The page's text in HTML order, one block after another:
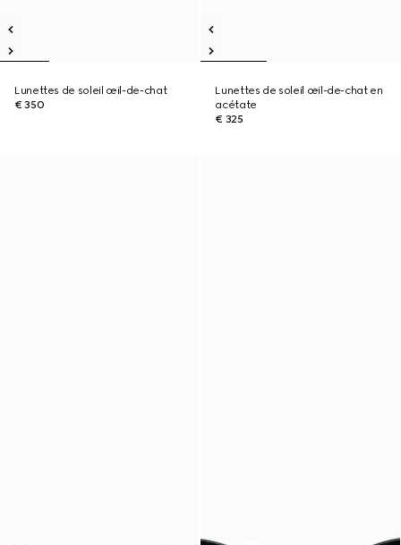
Lunettes de soleil œil-de-chat
€ 350
Lunettes de soleil œil-de-chat en
acétate
€ 325